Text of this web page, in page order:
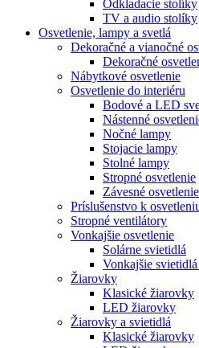
Odkladacie stolíky
TV a audio stolíky
Osvetlenie, lampy a svetlá
Dekoračné a vianočné
Dekoračné
Nábytkové osvetlenie
Osvetlenie do interiéru
Bodové a LED
Nástenné
Nočné lampy
Stojacie lampy
Stolné lampy
Stropné osvetlenie
Závesné osvetlenie
Príslušenstvo k
Stropné ventilátory
Vonkajšie osvetlenie
Solárne svietidlá
Vonkajšie
Žiarovky
Klasické žiarovky
LED žiarovky
Žiarovky a svietidlá
Klasické žiarovky